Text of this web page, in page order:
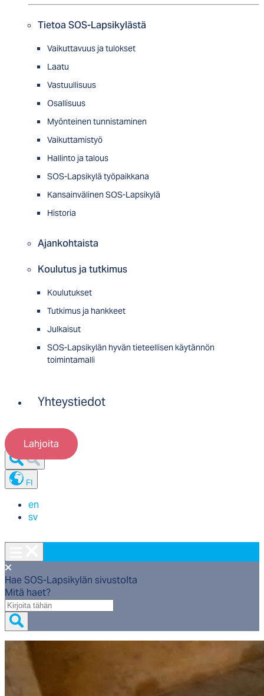
Tietoa SOS-Lapsikylästä
Vaikuttavuus ja tulokset
Laatu
Vastuullisuus
Osallisuus
Myön­tei­nen tun­nis­ta­minen
Vaikuttamistyö
Hallinto ja talous
SOS-Lapsikylä työpaikkana
Kansainvälinen SOS-Lapsikylä
Historia
Ajankohtaista
Koulutus ja tutkimus
Koulutukset
Tutkimus ja hankkeet
Julkaisut
SOS-Lapsikylän hyvän tieteellisen käytännön
toimintamalli
Yhteystiedot
Lahjoita
FI
en
sv
Hae SOS-Lapsikylän sivustolta
Mitä haet?
Mitä
haet?
Etusivu
Kehitysyhteistyö
Intia